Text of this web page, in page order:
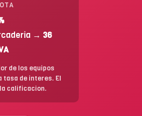
→ 36
de los equipos
tasa de interes. El
calificacion.